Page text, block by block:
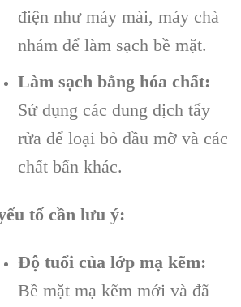
điện như máy mài, máy chà
nhám để làm sạch bề mặt.
Làm sạch bằng hóa chất:
Sử dụng các dung dịch tẩy
rửa để loại bỏ dầu mỡ và các
chất bẩn khác.
tố cần lưu ý:
Độ tuổi của lớp mạ kẽm:
Bề mặt mạ kẽm mới và đã